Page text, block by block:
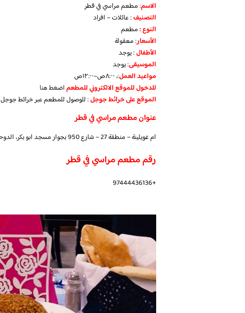
الاسم: مطعم مراسي في قطر
التصنيف: عائلات – افراد
النوع :مطعم
الأسعار:معقولة
الأطفال:يوجد
الموسيقى:يوجد
مواعيد العمل:، ٨:٠٠ص–١٢:٠٠ص
للدخول للموقع الالكتروني للمطعماضغط هنا
الموقع على خرائط جوجل: للوصول للمطعم عبر خرائط جوجل
عنوان مطعم مراسي في قطر
ام غويلينة – منطقة 27 – شارع 950 بجوار مسجد ابو بكر، الدوحة، قطر
رقم مطعم مراسي في قطر
+97444436136